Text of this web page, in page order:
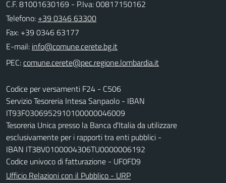
C.F. 81001630169 - P.Iva: 00817150162
Telefono: +39 0346 63300
Fax: +39 0346 63177
E-mail:
PEC:
Codice per versamenti F24 - C506
Servizio Tesoreria Intesa Sanpaolo - IBAN
IT93F0306952910100000046009
Tesoreria Unica presso la Banca d'Italia da utilizzare
esclusivamente per i rapporti tra enti pubblici -
IBAN IT38V0100004306TU0000006192
Codice univoco di fatturazione - UF0FD9
Ufficio Relazioni con il Pubblico - URP